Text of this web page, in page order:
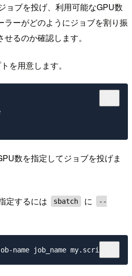
ョブを投げ、利用可能なGPU数
ラーがどのようにジョブを割り振
るのか確認します。
を用意します。
数を指定してジョブを投げま
定するには sbatch に
--